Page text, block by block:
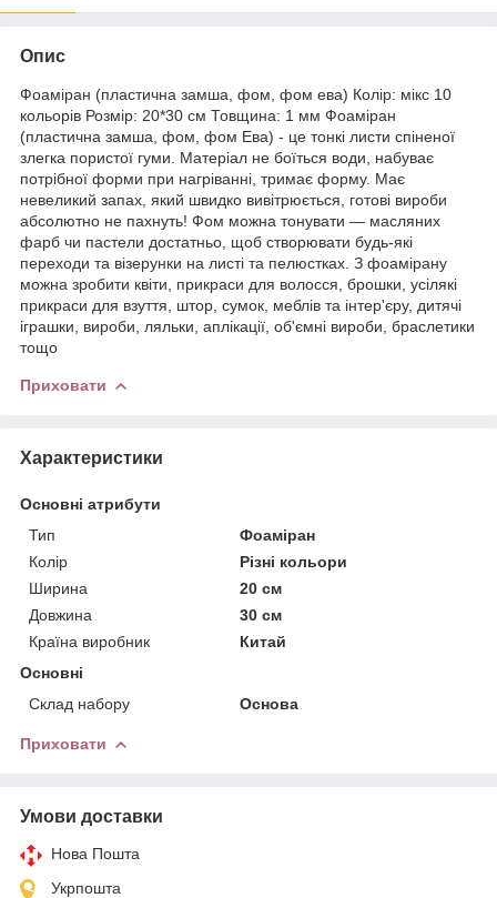
Опис
Фоаміран (пластична замша, фом, фом ева) Колір: мікс 10
кольорів Розмір: 20*30 см Товщина: 1 мм Фоаміран
(пластична замша, фом, фом Ева) - це тонкі листи спіненої
злегка пористої гуми. Матеріал не боїться води, набуває
потрібної форми при нагріванні, тримає форму. Має
невеликий запах, який швидко вивітрюється, готові вироби
абсолютно не пахнуть! Фом можна тонувати ― масляних
фарб чи пастели достатньо, щоб створювати будь-які
переходи та візерунки на листі та пелюстках. З фоамірану
можна зробити квіти, прикраси для волосся, брошки, усілякі
прикраси для взуття, штор, сумок, меблів та інтер'єру, дитячі
іграшки, вироби, ляльки, аплікації, об'ємні вироби, браслетики
тощо
Приховати
Характеристики
Основні атрибути
Тип
Фоаміран
Колір
Різні кольори
Ширина
20 см
Довжина
30 см
Країна виробник
Китай
Основні
Склад набору
Основа
Приховати
Умови доставки
Нова Пошта
Укрпошта